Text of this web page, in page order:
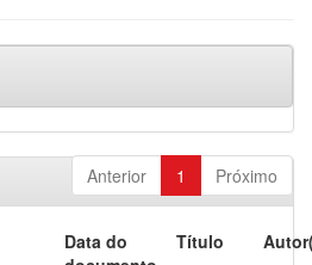
Anterior 1 Próximo
Data do
Título